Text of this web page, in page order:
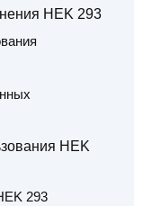
HEK 293
HEK
293